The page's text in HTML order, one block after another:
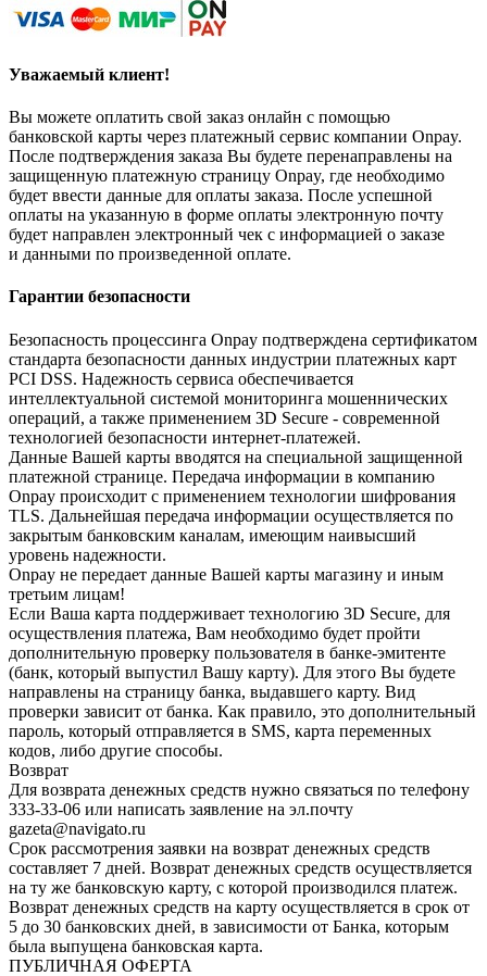
Уважаемый клиент!
Вы можете оплатить свой заказ онлайн с помощью
банковской карты через платежный сервис компании Onpay.
После подтверждения заказа Вы будете перенаправлены на
защищенную платежную страницу Onpay, где необходимо
будет ввести данные для оплаты заказа. После успешной
оплаты на указанную в форме оплаты электронную почту
будет направлен электронный чек с информацией о заказе
и данными по произведенной оплате.
Гарантии безопасности
Безопасность процессинга Onpay подтверждена сертификатом
стандарта безопасности данных индустрии платежных карт
PCI DSS. Надежность сервиса обеспечивается
интеллектуальной системой мониторинга мошеннических
операций, а также применением 3D Secure - современной
технологией безопасности интернет-платежей.
Данные Вашей карты вводятся на специальной защищенной
платежной странице. Передача информации в компанию
Onpay происходит с применением технологии шифрования
TLS. Дальнейшая передача информации осуществляется по
закрытым банковским каналам, имеющим наивысший
уровень надежности.
Onpay не передает данные Вашей карты магазину и иным
третьим лицам!
Если Ваша карта поддерживает технологию 3D Secure, для
осуществления платежа, Вам необходимо будет пройти
дополнительную проверку пользователя в банке-эмитенте
(банк, который выпустил Вашу карту). Для этого Вы будете
направлены на страницу банка, выдавшего карту. Вид
проверки зависит от банка. Как правило, это дополнительный
пароль, который отправляется в SMS, карта переменных
кодов, либо другие способы.
Возврат
Для возврата денежных средств нужно связаться по телефону
333-33-06 или написать заявление на эл.почту
gazeta@navigato.ru
Срок рассмотрения заявки на возврат денежных средств
составляет 7 дней. Возврат денежных средств осуществляется
на ту же банковскую карту, с которой производился платеж.
Возврат денежных средств на карту осуществляется в срок от
5 до 30 банковских дней, в зависимости от Банка, которым
была выпущена банковская карта.
ПУБЛИЧНАЯ ОФЕРТА